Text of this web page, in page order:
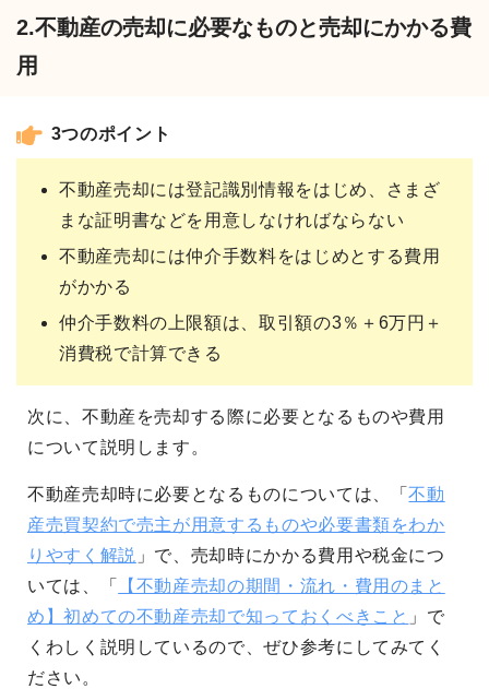
2.不動産の売却に必要なものと売却にかかる費
用
3つのポイント
不動産売却には登記識別情報をはじめ、さまざ
まな証明書などを用意しなければならない
不動産売却には仲介手数料をはじめとする費用
がかかる
仲介手数料の上限額は、取引額の3％＋6万円＋
消費税で計算できる
次に、不動産を売却する際に必要となるものや費用
について説明します。
不動産売却時に必要となるものについては、「不動
産売買契約で売主が用意するものや必要書類をわか
りやすく解説 」で、売却時にかかる費用や税金につ
いては、「
【不動産売却の期間・流れ・費用のまと
め】初めての不動産売却で知っておくべきこと 」で
くわしく説明しているので、ぜひ参考にしてみてく
ださい。